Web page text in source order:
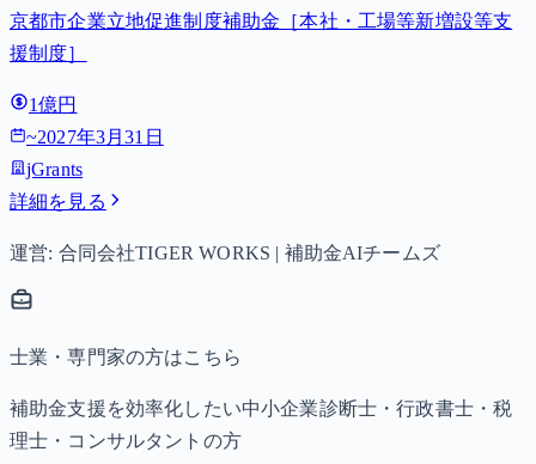
京都市企業立地促進制度補助金［本社・工場等新増設等支
援制度］
1億円
~2027年3月31日
jGrants
詳細を見る
運営: 合同会社TIGER WORKS | 補助金AIチームズ
士業・専門家の方はこちら
補助金支援を効率化したい中小企業診断士・行政書士・税
理士・コンサルタントの方